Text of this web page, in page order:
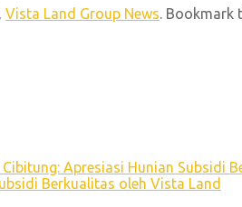
, Vista Land Group News. Bookmark
Apresiasi Hunian Subsidi
Berkualitas oleh Vista Land